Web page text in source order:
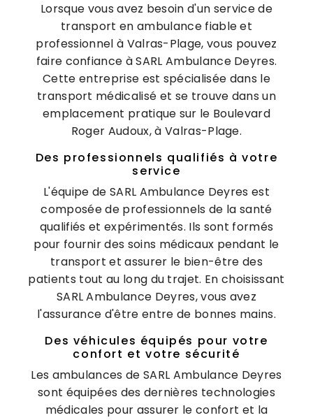
Lorsque vous avez besoin d'un service de
transport en ambulance fiable et
professionnel à Valras-Plage, vous pouvez
faire confiance à SARL Ambulance Deyres.
Cette entreprise est spécialisée dans le
transport médicalisé et se trouve dans un
emplacement pratique sur le Boulevard
Roger Audoux, à Valras-Plage.
Des professionnels qualifiés à votre
service
L'équipe de SARL Ambulance Deyres est
composée de professionnels de la santé
qualifiés et expérimentés. Ils sont formés
pour fournir des soins médicaux pendant le
transport et assurer le bien-être des
patients tout au long du trajet. En choisissant
SARL Ambulance Deyres, vous avez
l'assurance d'être entre de bonnes mains.
Des véhicules équipés pour votre
confort et votre sécurité
Les ambulances de SARL Ambulance Deyres
sont équipées des dernières technologies
médicales pour assurer le confort et la